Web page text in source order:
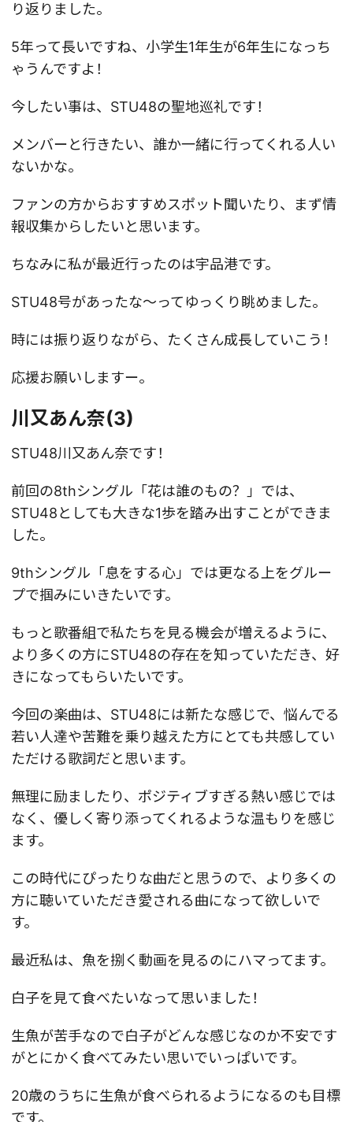
り返りました。
5年って長いですね、小学生1年生が6年生になっち
ゃうんですよ！
今したい事は、STU48の聖地巡礼です！
メンバーと行きたい、誰か一緒に行ってくれる人い
ないかな。
ファンの方からおすすめスポット聞いたり、まず情
報収集からしたいと思います。
ちなみに私が最近行ったのは宇品港です。
STU48号があったな～ってゆっくり眺めました。
時には振り返りながら、たくさん成長していこう！
応援お願いしますー。
川又あん奈(3)
STU48川又あん奈です！
前回の8thシングル「花は誰のもの？」では、
STU48としても大きな1歩を踏み出すことができま
した。
9thシングル「息をする心」では更なる上をグルー
プで掴みにいきたいです。
もっと歌番組で私たちを見る機会が増えるように、
より多くの方にSTU48の存在を知っていただき、好
きになってもらいたいです。
今回の楽曲は、STU48には新たな感じで、悩んでる
若い人達や苦難を乗り越えた方にとても共感してい
ただける歌詞だと思います。
無理に励ましたり、ポジティブすぎる熱い感じでは
なく、優しく寄り添ってくれるような温もりを感じ
ます。
この時代にぴったりな曲だと思うので、より多くの
方に聴いていただき愛される曲になって欲しいで
す。
最近私は、魚を捌く動画を見るのにハマってます。
白子を見て食べたいなって思いました！
生魚が苦手なので白子がどんな感じなのか不安です
がとにかく食べてみたい思いでいっぱいです。
20歳のうちに生魚が食べられるようになるのも目標
です。